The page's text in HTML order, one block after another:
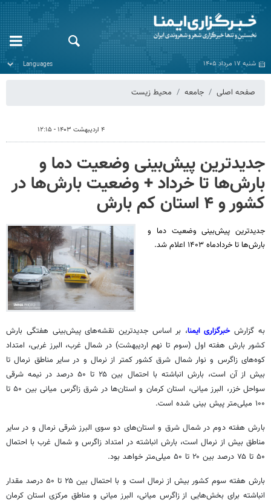
شنبه ۱۷ مرداد ۱۴۰۵
صفحه اصلی جامعه محیط زیست
۴ اردیبهشت ۱۴۰۳ - ۱۲:۱۵
جدیدترین پیش‌بینی وضعیت دما و
بارش‌ها تا خرداد + وضعیت بارش‌ها در
کشور و ۴ استان کم‌ بارش
جدیدترین پیش‌بینی وضعیت دما و
بارش‌ها تا خردادماه ۱۴۰۳ اعلام شد.
به گزارشخبرگزاری ایمنا، بر اساس جدیدترین نقشه‌های پیش‌بینی هفتگی بارش
کشور بارش هفته اول (سوم تا نهم اردیبهشت) در شمال غرب، البرز غربی، امتداد
کوه‌های زاگرس و نوار شمال شرق کشور کمتر از نرمال و در سایر مناطق نرمال تا
بیش از آن است، بارش انباشته با احتمال بین ۲۵ تا ۵۰ درصد در نیمه شرقی
سواحل خزر، البرز میانی، استان کرمان و استان‌ها در شرق زاگرس میانی بین ۵۰ تا
۱۰۰ میلی‌متر پیش بینی شده است.
بارش هفته دوم در شمال شرق و استان‌های دو سوی البرز شرقی نرمال و در سایر
مناطق بیش از نرمال است، بارش انباشته در امتداد زاگرس و شمال غرب با احتمال
۵۰ تا ۷۵ درصد بین ۲۰ تا ۵۰ میلی‌متر خواهد بود.
بارش هفته سوم کشور بیش از نرمال است و با احتمال بین ۲۵ تا ۵۰ درصد مقدار
انباشته برای بخش‌هایی از زاگرس میانی، البرز میانی و مناطق مرکزی استان کرمان